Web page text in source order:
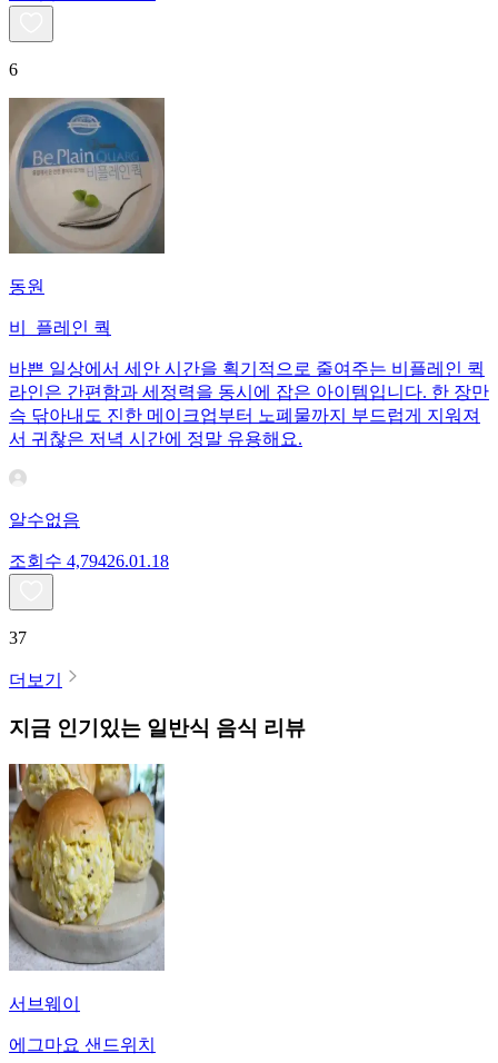
6
동원
비_플레인 쿽
바쁜 일상에서 세안 시간을 획기적으로 줄여주는 비플레인 퀵
라인은 간편함과 세정력을 동시에 잡은 아이템입니다. 한 장만
슥 닦아내도 진한 메이크업부터 노폐물까지 부드럽게 지워져
서 귀찮은 저녁 시간에 정말 유용해요.
알수없음
조회수 4,79426.01.18
37
더보기
지금 인기있는 일반식 음식 리뷰
서브웨이
에그마요 샌드위치